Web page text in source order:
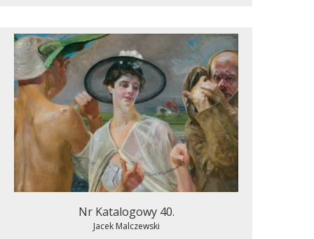
Nr Katalogowy 40.
Jacek Malczewski